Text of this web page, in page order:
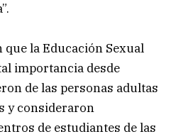
la Educación Sexual
importancia desde
de las personas adultas
y consideraron
de estudiantes de las